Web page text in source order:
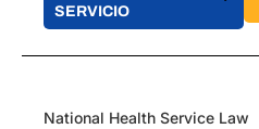
SERVICIO
National Health Service Law